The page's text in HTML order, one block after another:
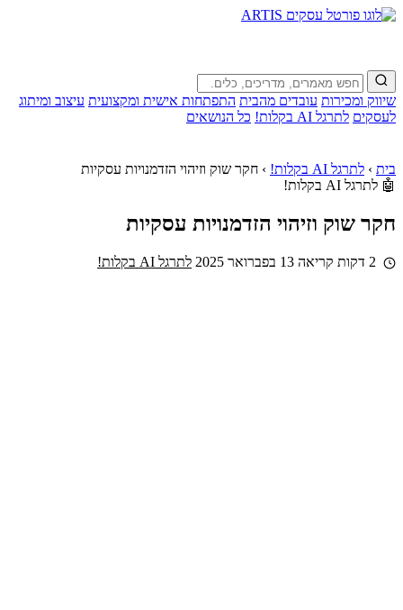
שיווק ומכירות עובדים מהבית התפתחות אישית ומקצועית עיצוב ומיתוג
לעסקים לתרגל AI בקלות! כל הנושאים
בית › לתרגל AI בקלות! › חקר שוק וזיהוי הזדמנויות עסקיות
🤖 לתרגל AI בקלות!
חקר שוק וזיהוי הזדמנויות עסקיות
13 בפברואר 2025 לתרגל AI בקלות!